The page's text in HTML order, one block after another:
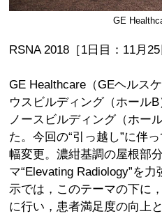
GE
RSNA 2018［1日目：11月25
GE Healthcare（GEヘルス
ウスビルディング（ホール
ノースビルディング（ホー
た。今回の“引っ越し”に伴
幅変更。濃紺基調の屋根部
マ“Elevating Radiology”を
示では，このテーマの下に
に行い，患者満足度の向上